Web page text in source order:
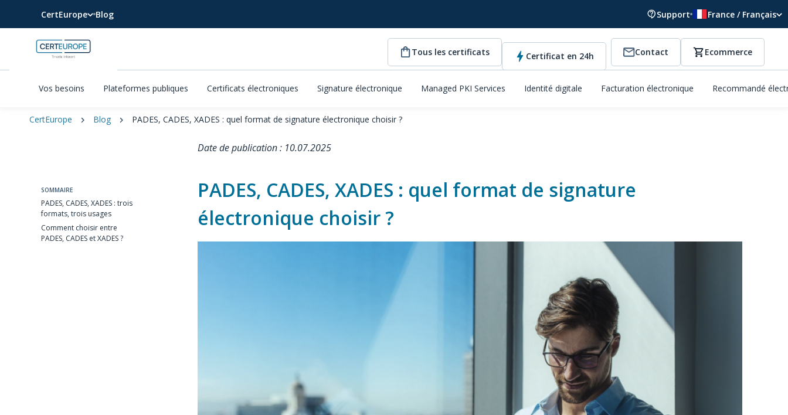
CertEurope Blog Support France / Français
Tous les certificats Certificat en 24h Contact Ecommerce
Vos besoins Plateformes publiques Certificats électroniques Signature électronique Managed PKI Services Identité digitale Facturation électronique Recommandé
CertEurope Blog PADES, CADES, XADES : quel format de signature électronique choisir ?
SOMMAIRE
PADES, CADES, XADES : trois
formats, trois usages
Comment choisir entre
PADES, CADES et XADES ?
Date de publication : 10.07.2025
PADES, CADES, XADES : quel format de signature
électronique choisir ?